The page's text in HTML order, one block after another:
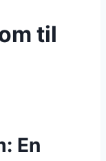
til
En